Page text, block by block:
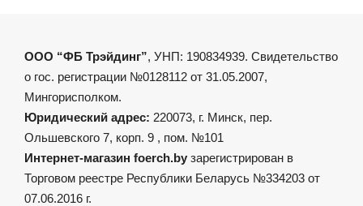
ООО “ФБ Трэйдинг”, УНП: 190834939. Свидетельство
о гос. регистрации №0128112 от 31.05.2007,
Мингорисполком.
Юридический адрес: 220073, г. Минск, пер.
Ольшевского 7, корп. 9 , пом. №101
Интернет-магазин foerch.by зарегистрирован в
Торговом реестре Республики Беларусь №334203 от
07.06.2016 г.